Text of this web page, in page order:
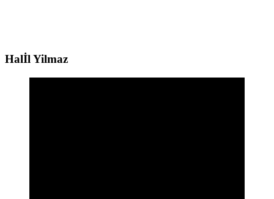
Halİl Yilmaz